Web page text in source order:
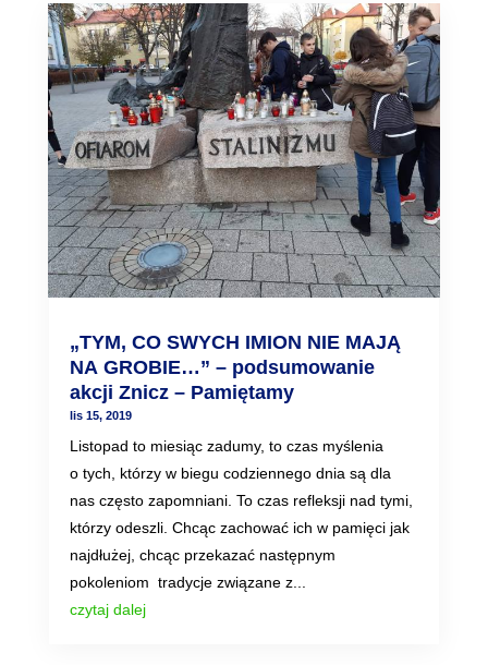
„TYM, CO SWYCH IMION NIE MAJĄ
NA GROBIE…” – podsumowanie
akcji Znicz – Pamiętamy
lis 15, 2019
Listopad to miesiąc zadumy, to czas myślenia
o tych, którzy w biegu codziennego dnia są dla
nas często zapomniani. To czas refleksji nad tymi,
którzy odeszli. Chcąc zachować ich w pamięci jak
najdłużej, chcąc przekazać następnym
pokoleniom tradycje związane z...
czytaj dalej